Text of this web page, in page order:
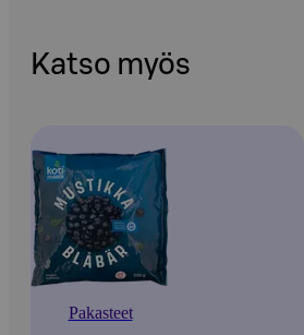
Katso myös
Pakasteet